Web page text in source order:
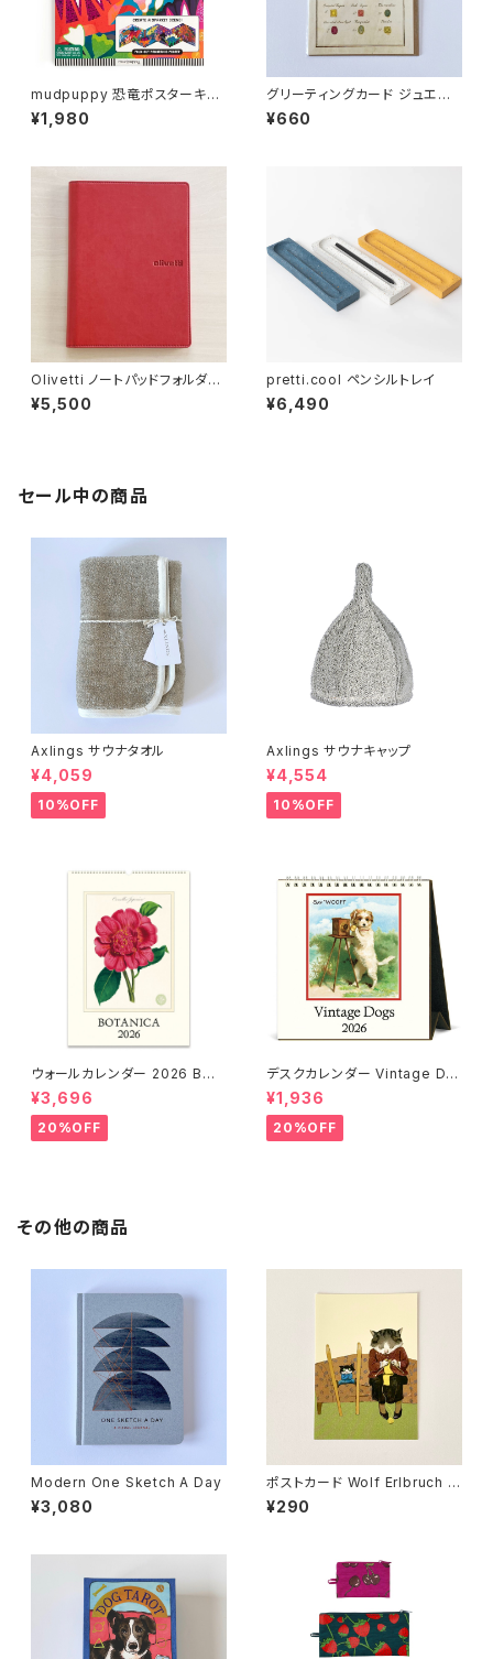
mudpuppy 恐竜ポスターキッ
ト
¥1,980
グリーティングカード ジュエリ
ー
¥660
Olivetti ノートパッドフォルダー
A4
¥5,500
pretti.cool ペンシルトレイ
¥6,490
セール中の商品
Axlings サウナタオル
¥4,059
10%OFF
Axlings サウナキャップ
¥4,554
10%OFF
ウォールカレンダー 2026 BOT
ANICA
¥3,696
20%OFF
デスクカレンダー Vintage Do
gs 2026
¥1,936
20%OFF
その他の商品
Modern One Sketch A Day
¥3,080
ポストカード Wolf Erlbruch ス
キー猫
¥290